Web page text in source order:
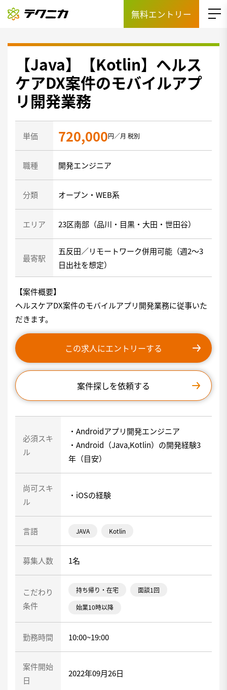
無料エントリー
【Java】【Kotlin】ヘルス
ケアDX案件のモバイルアプ
リ開発業務
単価 720,000円／月 税別
職種 開発エンジニア
分類 オープン・WEB系
エリア 23区南部（品川・目黒・大田・世田谷）
最寄駅
五反田／リモートワーク併用可能（週2～3
日出社を想定）
【案件概要】
ヘルスケアDX案件のモバイルアプリ開発業務に従事いた
だきます。
この求人にエントリーする
案件探しを依頼する
必須スキ
ル
・Androidアプリ開発エンジニア
・Android（Java,Kotlin）の開発経験3
年（目安）
尚可スキ
ル
・iOSの経験
言語 JAVA Kotlin
募集人数 1名
こだわり
条件
持ち帰り・在宅 面談1回
始業10時以降
勤務時間 10:00~19:00
案件開始
日
2022年09月26日